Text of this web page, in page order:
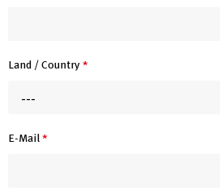
Land / Country*
---
E-Mail*